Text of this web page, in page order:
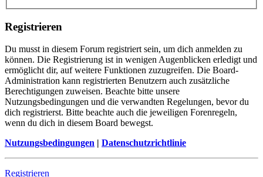
Registrieren
Du musst in diesem Forum registriert sein, um dich anmelden zu
können. Die Registrierung ist in wenigen Augenblicken erledigt und
ermöglicht dir, auf weitere Funktionen zuzugreifen. Die Board-
Administration kann registrierten Benutzern auch zusätzliche
Berechtigungen zuweisen. Beachte bitte unsere
Nutzungsbedingungen und die verwandten Regelungen, bevor du
dich registrierst. Bitte beachte auch die jeweiligen Forenregeln,
wenn du dich in diesem Board bewegst.
Nutzungsbedingungen | Datenschutzrichtlinie
Registrieren